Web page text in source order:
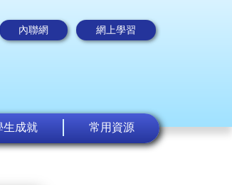
內聯網 網上學習
生成就 常用資源